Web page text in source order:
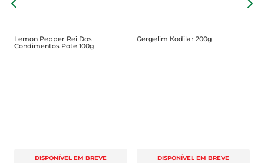
Lemon Pepper Rei Dos
Condimentos Pote 100g
DISPONÍVEL EM BREVE
Gergelim Kodilar 200g
DISPONÍVEL EM BREVE